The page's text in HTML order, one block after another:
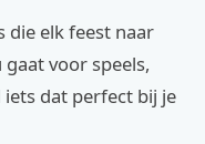
die elk feest naar
voor speels,
dat perfect bij je